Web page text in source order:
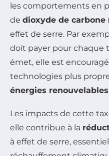
les comportements en
de dioxyde de carbone
effet de serre. Par
doit payer pour chaque
émet, elle est
technologies plus
énergies renouvelables
Les impacts de cette
elle contribue à la
à effet de serre,